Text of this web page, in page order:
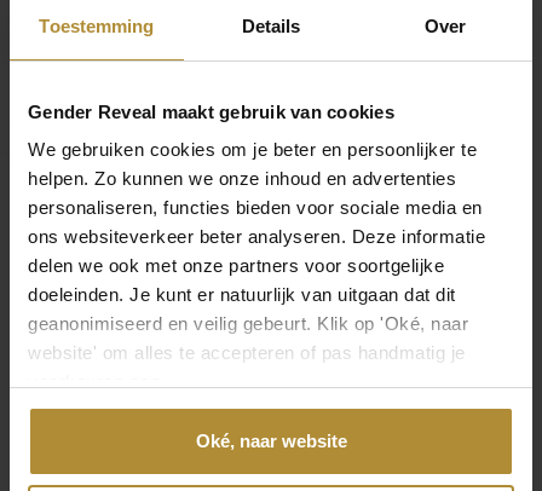
Toestemming Details Over
Gender Reveal maakt gebruik van cookies
We gebruiken cookies om je beter en persoonlijker te
helpen. Zo kunnen we onze inhoud en advertenties
personaliseren, functies bieden voor sociale media en
ons websiteverkeer beter analyseren. Deze informatie
delen we ook met onze partners voor soortgelijke
doeleinden. Je kunt er natuurlijk van uitgaan dat dit
geanonimiseerd en veilig gebeurt. Klik op 'Oké, naar
website' om alles te accepteren of pas handmatig je
Oké, naar website
SKU
CR-700
EAN
N/B
Laat je mening achter
Laat een beoordeling achter
Veelgestelde vragen